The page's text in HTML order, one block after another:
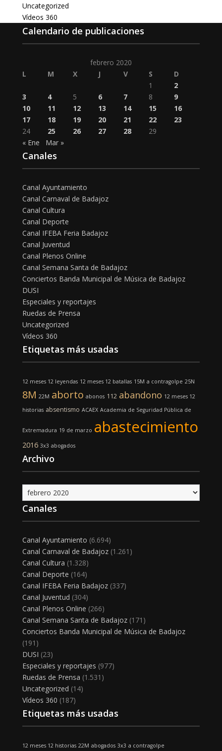
Uncategorized
Vídeos 360
Calendario de publicaciones
febrero 2020
L
M X J V S
D
1
2
3
4 5 6 7 8
9
10
11 12 13 14 15
16
17
18 19 20 21 22
23
24
25 26 27 28
29
« Ene
Mar »
Canales
Canal Ayuntamiento
Canal Carnaval de Badajoz
Canal Cultura
Canal Deporte
Canal IFEBA Feria Badajoz
Canal Juventud
Canal Plenos Online
Canal Semana Santa de Badajoz
Conciertos Banda Municipal de Música de Badajoz
DUSI
Especiales y reportajes
Ruedas de Prensa
Uncategorized
Vídeos 360
Etiquetas más usadas
12 meses 12 leyendas 12 meses 12 batallas 15M a contragolpe 25N
8M 22M aborto abonos 112 abandono 12 meses 12
historias absentismo ACAEX Academia de Seguridad Pública de
Extremadura 19 de marzo abastecimiento
2016 3x3 abogados
Archivo
Archivo
Canales
Canal Ayuntamiento (6.694)
Canal Carnaval de Badajoz(1.261)
Canal Cultura (1.328)
Canal Deporte (164)
Canal IFEBA Feria Badajoz(337)
Canal Juventud (304)
Canal Plenos Online (266)
Canal Semana Santa de Badajoz(171)
Conciertos Banda Municipal de Música de Badajoz
(191)
DUSI (23)
Especiales y reportajes (977)
Ruedas de Prensa (1.531)
Uncategorized (14)
Vídeos 360 (187)
Etiquetas más usadas
12 meses 12 historias 22M abogados 3x3 a contragolpe